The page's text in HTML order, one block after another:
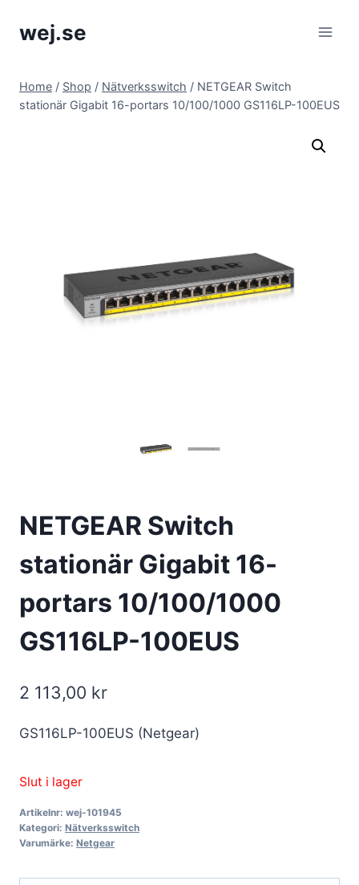
wej.se
Home / Shop / Nätverksswitch / NETGEAR Switch
stationär Gigabit 16-portars 10/100/1000 GS116LP-100EUS
NETGEAR Switch
stationär Gigabit 16-
portars 10/100/1000
GS116LP-100EUS
2 113,00 kr
GS116LP-100EUS (Netgear)
Slut i lager
Artikelnr: wej-101945
Kategori: Nätverksswitch
Varumärke: Netgear